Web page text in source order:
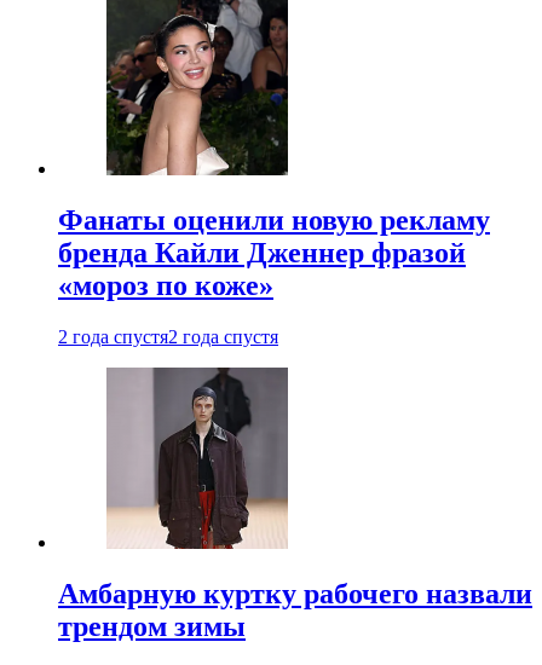
Фанаты оценили новую рекламу
бренда Кайли Дженнер фразой
«мороз по коже»
2 года спустя2 года спустя
Амбарную куртку рабочего назвали
трендом зимы